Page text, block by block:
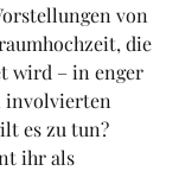
von
die
wird – in enger
involvierten
es zu tun?
ihr als